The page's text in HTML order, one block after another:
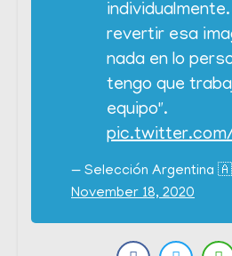
revertir esa
nada en lo
tengo que
equipo".
— Selección Argentina
November 18, 2020